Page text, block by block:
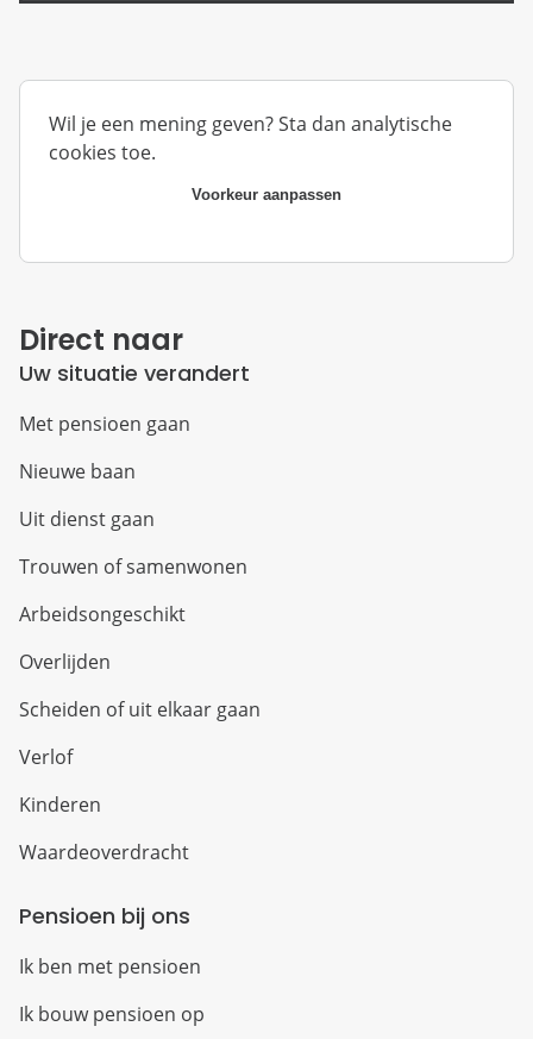
Wil je een mening geven? Sta dan analytische
cookies toe.
Voorkeur aanpassen
Direct naar
Uw situatie verandert
Met pensioen gaan
Nieuwe baan
Uit dienst gaan
Trouwen of samenwonen
Arbeidsongeschikt
Overlijden
Scheiden of uit elkaar gaan
Verlof
Kinderen
Waardeoverdracht
Pensioen bij ons
Ik ben met pensioen
Ik bouw pensioen op